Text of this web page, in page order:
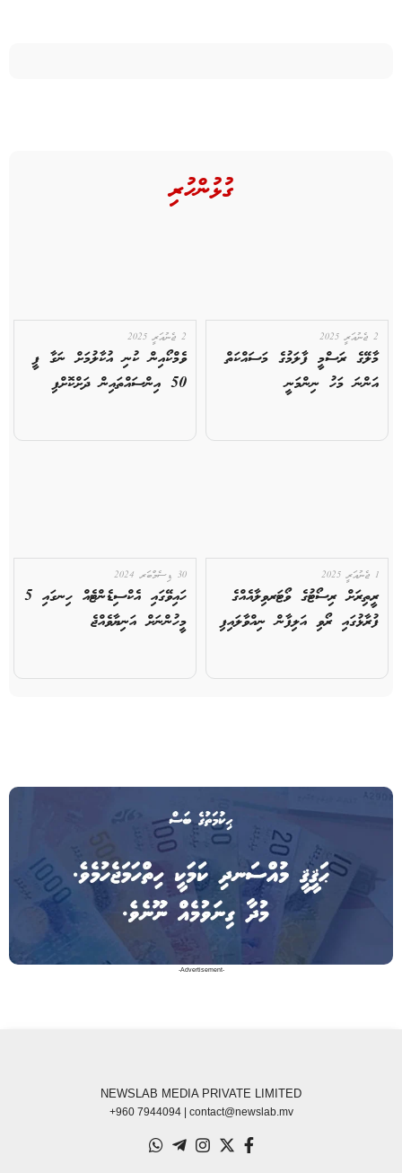
ގުޅުންހުރި
2 ޖެނުއަރީ 2025
މާލޭގެ ރަސްމީ ފާލަމުގެ މަސައްކަތް
އަންނަ މަހު ނިންމަނީ
2 ޖެނުއަރީ 2025
ވެމްކޯއިން ކުނި އުކާލުމަށް ނަގާ ފީ
50 އިންސައްތައިން ދަށްކޮށްފި
1 ޖެނުއަރީ 2025
ރީތިރަށް ރިސޯޓުގެ ވޯޓަރވިލާއެއްގެ
ފުރާޅުގައި ރޯވި އަލިފާން ނިއްވާލައިފި
30 ޑިސެމްބަރ 2024
ހައިވޭގައި އެކްސިޑެންޓެއް ހިނގައި 5
މީހުންނަށް އަނިޔާވެއްޖެ
-Advertisement-
NEWSLAB MEDIA PRIVATE LIMITED
+960 7944094 | contact@newslab.mv